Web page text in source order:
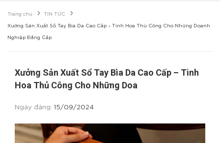
Trang chủ TIN TỨC
Xưởng Sản Xuất Sổ Tay Bìa Da Cao Cấp – Tinh Hoa Thủ Công Cho Những Doanh
Nghiệp Đẳng Cấp
Xưởng Sản Xuất Sổ Tay Bìa Da Cao Cấp – Tinh
Hoa Thủ Công Cho Những Doa
Ngày đăng: 15/09/2024